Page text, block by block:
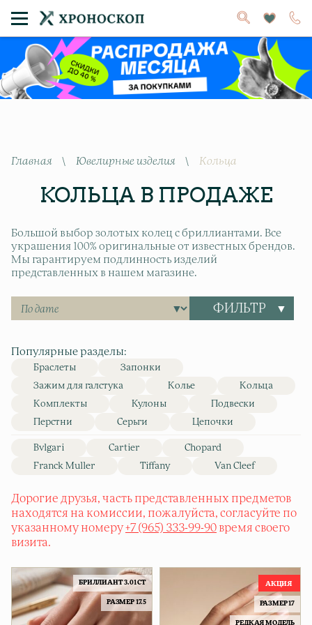
Главная \ Ювелирные изделия \ Кольца
КОЛЬЦА В ПРОДАЖЕ
Большой выбор золотых колец с бриллиантами. Все
украшения 100% оригинальные от известных брендов.
Мы гарантируем подлинность изделий
представленных в нашем магазине.
ФИЛЬТР
Популярные разделы:
Браслеты
Запонки
Зажим для галстука
Колье
Кольца
Комплекты
Кулоны
Подвески
Перстни
Серьги Цепочки
Bvlgari Cartier
Chopard
Franck Muller
Tiffany Van Cleef
Дорогие друзья, часть представленных предметов
находятся на комиссии, пожалуйста, согласуйте по
указанному номеру+7 (965) 333-99-90 время своего
визита.
БPИЛЛИАНТ 3.01 CT
РАЗМЕР 17.5 РАЗМЕР 17
РЕДКАЯ МОДЕЛЬ